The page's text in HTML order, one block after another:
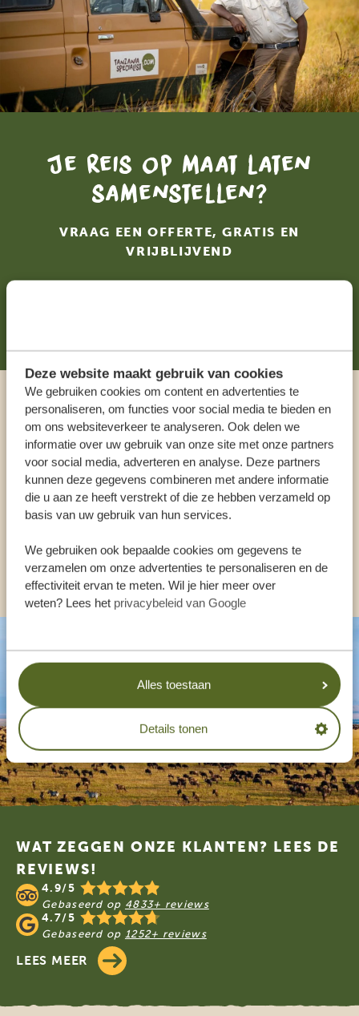
Deze website maakt gebruik van cookies
We gebruiken cookies om content en advertenties te
personaliseren, om functies voor social media te bieden en
om ons websiteverkeer te analyseren. Ook delen we
informatie over uw gebruik van onze site met onze partners
voor social media, adverteren en analyse. Deze partners
kunnen deze gegevens combineren met andere informatie
die u aan ze heeft verstrekt of die ze hebben verzameld op
basis van uw gebruik van hun services.
We gebruiken ook bepaalde cookies om gegevens te
verzamelen om onze advertenties te personaliseren en de
effectiviteit ervan te meten. Wil je hier meer over
weten? Lees het privacybeleid van Google
Alles toestaan
Details tonen
Je reis op maat laten
samenstellen?
VRAAG EEN OFFERTE, GRATIS EN
VRIJBLIJVEND
Praat met een expert
ONZE SPECIALISTEN STAAN VOOR JE KLAAR
NL:+31 174 35 2016
ANDERE LANDEN
Footer
WAT ZEGGEN ONZE KLANTEN? LEES DE
REVIEWS!
4.9/5
Gebaseerd op 4833+ reviews
4.7/5
Gebaseerd op 1252+ reviews
LEES MEER